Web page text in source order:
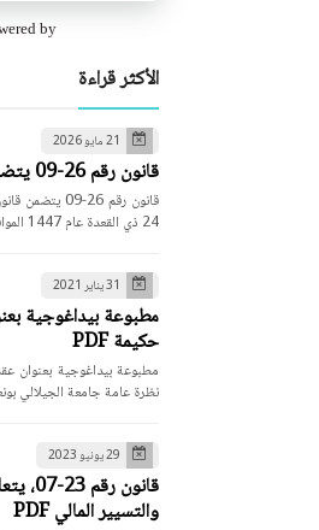
by
الأكثر قراءة
21 مايو 2026
قانون رقم 26-09 يتضمن قانون المرور PDF
24 ذي القعدة عام 1447 الموافق 12 مايو سنة 2026، يتضمن …
31 يناير 2021
مطبوعة بيداغوجية
حكيمة PDF
نظرة عامة جامعة الجيلالي
29 يونيو 2023
قانون
والتسيير المالي PDF